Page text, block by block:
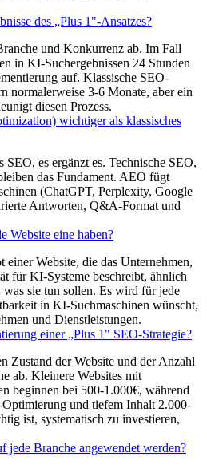
des „Plus 1"-Ansatzes?
und Konkurrenz ab. Im Fall
in KI-Suchergebnissen 24 Stunden
auf. Klassische SEO-
normalerweise 3-6 Monate, aber ein
diesen Prozess.
wichtiger als klassisches
SEO, es ergänzt es. Technische SEO,
das Fundament. AEO fügt
(ChatGPT, Perplexity, Google
Antworten, Q&A-Format und
Website eine haben?
Website, die das Unternehmen,
für KI-Systeme beschreibt, ähnlich
sie tun sollen. Es wird für jede
in KI-Suchmaschinen wünscht,
und Dienstleistungen.
einer „Plus 1" SEO-Strategie?
Zustand der Website und der Anzahl
ab. Kleinere Websites mit
beginnen bei 500-1.000€, während
und tiefem Inhalt 2.000-
ist, systematisch zu investieren,
jede Branche angewendet werden?